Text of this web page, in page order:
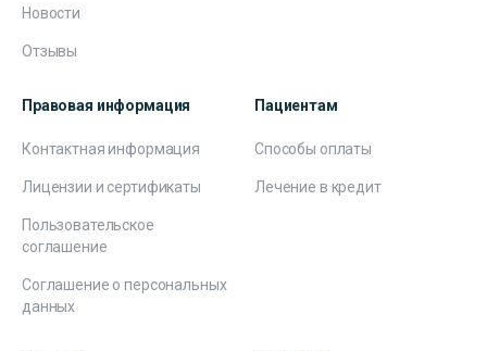
Новости
Отзывы
Правовая информация
Контактная информация
Лицензии и сертификаты
Пользовательское
соглашение
Соглашение о персональных
данных
Пациентам
Способы оплаты
Лечение в кредит